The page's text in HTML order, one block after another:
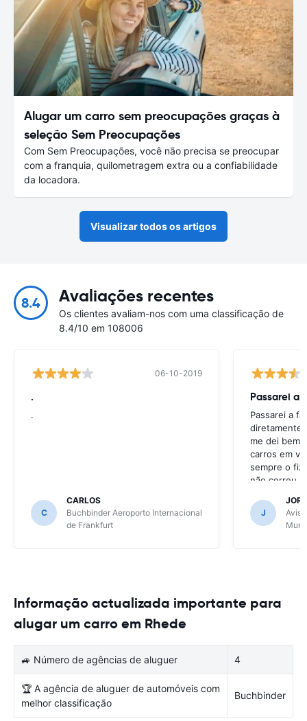
Alugar um carro sem preocupações graças à
seleção Sem Preocupações
Com Sem Preocupações, você não precisa se preocupar
com a franquia, quilometragem extra ou a confiabilidade
da locadora.
Visualizar todos os artigos
8.4 Avaliações recentes
Os clientes avaliam-nos com uma classificação de
8.4/10 em 108006
06-10-2019
.
.
C
CARLOS
Buchbinder Aeroporto Internacional
de Frankfurt
Passarei a
Passarei a
diretamente
me dei bem
carros em
sempre o fiz
não correu
J
Avis
Informação actualizada importante para
alugar um carro em Rhede
🚙 Número de agências de aluguer 4
🏆 A agência de aluguer de automóveis com
melhor classificação
Buchbinder